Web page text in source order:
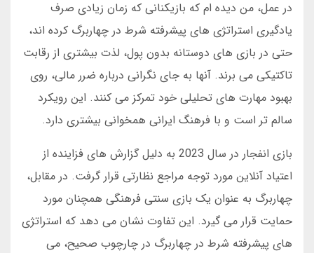
در عمل، من دیده ام که بازیکنانی که زمان زیادی صرف
یادگیری استراتژی های پیشرفته شرط در چهاربرگ کرده اند،
حتی در بازی های دوستانه بدون پول، لذت بیشتری از رقابت
تاکتیکی می برند. آنها به جای نگرانی درباره ضرر مالی، روی
بهبود مهارت های تحلیلی خود تمرکز می کنند. این رویکرد
سالم تر است و با فرهنگ ایرانی همخوانی بیشتری دارد.
بازی انفجار در سال 2023 به دلیل گزارش های فزاینده از
اعتیاد آنلاین مورد توجه مراجع نظارتی قرار گرفت. در مقابل،
چهاربرگ به عنوان یک بازی سنتی فرهنگی همچنان مورد
حمایت قرار می گیرد. این تفاوت نشان می دهد که استراتژی
های پیشرفته شرط در چهاربرگ در چارچوب صحیح، می